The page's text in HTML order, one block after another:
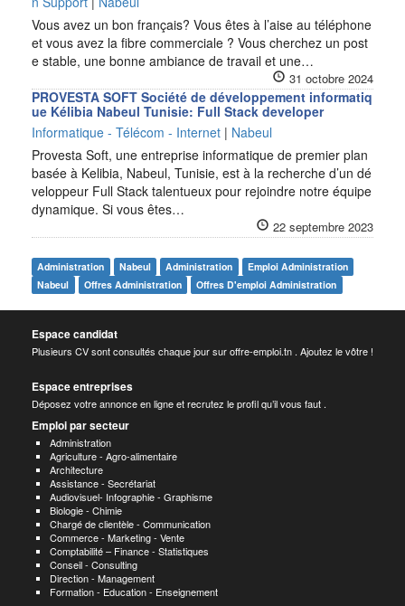
Vous avez un bon français? Vous êtes à l’aise au téléphone
et vous avez la fibre commerciale ? Vous cherchez un post
e stable, une bonne ambiance de travail et une…
31 octobre 2024
PROVESTA SOFT Société de développement informatiq
ue Kélibia Nabeul Tunisie: Full Stack developer
Informatique - Télécom - Internet | Nabeul
Provesta Soft, une entreprise informatique de premier plan
basée à Kelibia, Nabeul, Tunisie, est à la recherche d’un dé
veloppeur Full Stack talentueux pour rejoindre notre équipe
dynamique. Si vous êtes…
22 septembre 2023
Administration Nabeul Administration
Emploi Administration
Nabeul
Offres Administration Offres D'emploi Administration
Espace candidat
Plusieurs CV sont consultés chaque jour sur offre-emploi.tn . Ajoutez le vôtre !
Espace entreprises
Déposez votre annonce en ligne et recrutez le profil qu’il vous faut .
Emploi par secteur
Administration
Agriculture - Agro-alimentaire
Architecture
Assistance - Secrétariat
Audiovisuel- Infographie - Graphisme
Biologie - Chimie
Chargé de clientèle - Communication
Commerce - Marketing - Vente
Comptabilité – Finance - Statistiques
Conseil - Consulting
Direction - Management
Formation - Education - Enseignement